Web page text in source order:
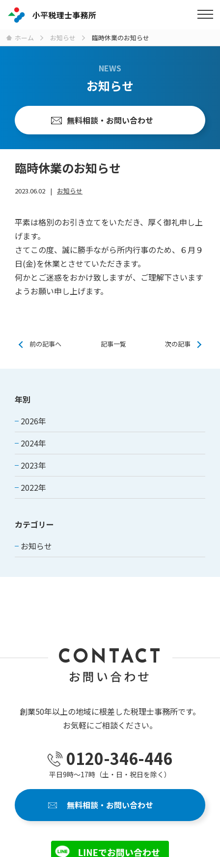
ホーム お知らせ 臨時休業のお知らせ
NEWS
お知らせ
無料相談・お問い合わせ
臨時休業のお知らせ
2023.06.02 お知らせ
平素は格別のお引き立てをいただき、厚く御礼申し上
げます。
さてこの度、誠に勝手ながら所内行事のため、６月９
日(金)を休業とさせていただきます。
何かとご迷惑をおかけ致しますが、ご理解下さいます
ようお願い申し上げます。
前の記事へ 記事一覧 次の記事
年別
2026年
2024年
2023年
2022年
カテゴリー
お知らせ
CONTACT
お問い合わせ
創業50年以上の地域に根差した税理士事務所です。
お気軽にご相談ください。
0120-346-446
平日9時～17時（土・日・祝日を除く）
無料相談・お問い合わせ